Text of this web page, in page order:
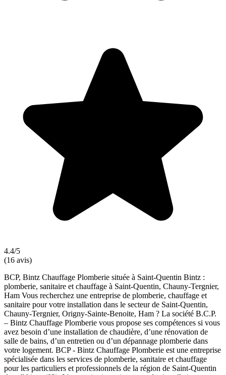
4.4/5
(16 avis)
BCP, Bintz Chauffage Plomberie située à Saint-Quentin Bintz :
plomberie, sanitaire et chauffage à Saint-Quentin, Chauny-Tergnier,
Ham Vous recherchez une entreprise de plomberie, chauffage et
sanitaire pour votre installation dans le secteur de Saint-Quentin,
Chauny-Tergnier, Origny-Sainte-Benoite, Ham ? La société B.C.P.
– Bintz Chauffage Plomberie vous propose ses compétences si vous
avez besoin d’une installation de chaudière, d’une rénovation de
salle de bains, d’un entretien ou d’un dépannage plomberie dans
votre logement. BCP - Bintz Chauffage Plomberie est une entreprise
spécialisée dans les services de plomberie, sanitaire et chauffage
pour les particuliers et professionnels de la région de Saint-Quentin